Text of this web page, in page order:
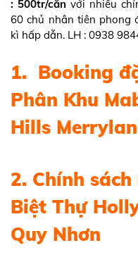
: 500tr/căn với nhiều
60 chủ nhân tiên phong
kì hấp dẫn. LH : 0938
1. Booking
Phân Khu
Hills
2. Chính
Biệt Thự
Quy Nhơn